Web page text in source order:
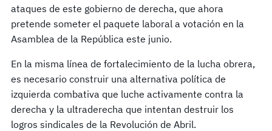
ataques de este gobierno de derecha, que ahora
pretende someter el paquete laboral a votación en la
Asamblea de la República este junio.
En la misma línea de fortalecimiento de la lucha obrera,
es necesario construir una alternativa política de
izquierda combativa que luche activamente contra la
derecha y la ultraderecha que intentan destruir los
logros sindicales de la Revolución de Abril.